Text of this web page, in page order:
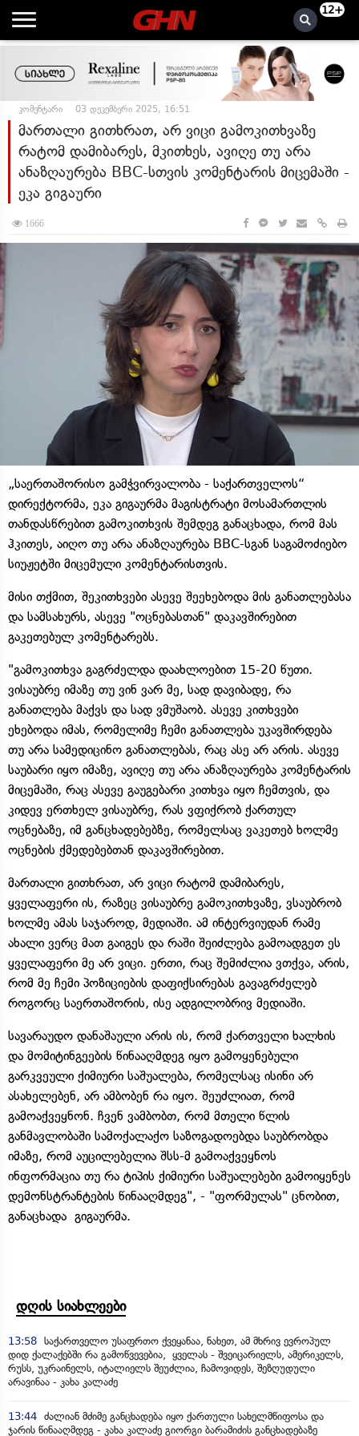
12+
კომენტარი 03 დეკემბერი 2025, 16:51
მართალი გითხრათ, არ ვიცი გამოკითხვაზე
რატომ დამიბარეს, მკითხეს, ავიღე თუ არა
ანაზღაურება BBC-სთვის კომენტარის მიცემაში -
ეკა გიგაური
1666
„საერთაშორისო გამჭვირვალობა - საქართველოს“
დირექტორმა, ეკა გიგაურმა მაგისტრატი მოსამართლის
თანდასწრებით გამოკითხვის შემდეგ განაცხადა, რომ მას
ჰკითეს, აიღო თუ არა ანაზღაურება BBC-სგან საგამოძიებო
სიუჟეტში მიცემული კომენტარისთვის.
მისი თქმით, შეკითხვები ასევე შეეხებოდა მის განათლებასა
და სამსახურს, ასევე "ოცნებასთან" დაკავშირებით
გაკეთებულ კომენტარებს.
"გამოკითხვა გაგრძელდა დაახლოებით 15-20 წუთი.
ვისაუბრე იმაზე თუ ვინ ვარ მე, სად დავიბადე, რა
განათლება მაქვს და სად ვმუშაობ. ასევე კითხვები
ეხებოდა იმას, რომელიმე ჩემი განათლება უკავშირდება
თუ არა სამედიცინო განათლებას, რაც ასე არ არის. ასევე
საუბარი იყო იმაზე, ავიღე თუ არა ანაზღაურება კომენტარის
მიცემაში, რაც ასევე გაუგებარი კითხვა იყო ჩემთვის, და
კიდევ ერთხელ ვისაუბრე, რას ვფიქრობ ქართულ
ოცნებაზე, იმ განცხადებებზე, რომელსაც ვაკეთებ ხოლმე
ოცნების ქმედებებთან დაკავშირებით.
მართალი გითხრათ, არ ვიცი რატომ დამიბარეს,
ყველაფერი ის, რაზეც ვისაუბრე გამოკითხვაზე, ვსაუბრობ
ხოლმე ამას საჯაროდ, მედიაში. ამ ინტერვიუდან რამე
ახალი ვერც მათ გაიგეს და რაში შეიძლება გამოადგეთ ეს
ყველაფერი მე არ ვიცი. ერთი, რაც შემიძლია ვთქვა, არის,
რომ მე ჩემი პოზიციების დაფიქსირებას გავაგრძელებ
როგორც საერთაშორის, ისე ადგილობრივ მედიაში.
სავარაუდო დანაშაული არის ის, რომ ქართველი ხალხის
და მომიტინგეების წინააღმდეგ იყო გამოყენებული
გარკვეული ქიმიური საშუალება, რომელსაც ისინი არ
ასახელებენ, არ ამბობენ რა იყო. შეუძლიათ, რომ
გამოაქვეყნონ. ჩვენ ვამბობთ, რომ მთელი წლის
განმავლობაში სამოქალაქო საზოგადოებდა საუბრობდა
იმაზე, რომ აუცილებელია შსს-მ გამოაქვეყნოს
ინფორმაცია თუ რა ტიპის ქიმიური საშუალებები გამოიყენეს
დემონსტრანტების წინააღმდეგ", - "ფორმულას" ცნობით,
განაცხადა გიგაურმა.
დღის სიახლეები
13:58 საქართველო უსაფრთო ქვეყანაა, ნახეთ, ამ მხრივ ევროპულ
დიდ ქალაქებში რა გამოწვევებია, ყველას - შვეიცარიელს, ამერიკელს,
რუსს, უკრაინელს, იტალიელს შეუძლია, ჩამოვიდეს, შეზღუდული
არავინაა - კახა კალაძე
13:44 ძალიან მძიმე განცხადება იყო ქართული სახელმწიფოსა და
ჯარის წინააღმდეგ - კახა კალაძე გიორგი ბარამიძის განცხადებაზე